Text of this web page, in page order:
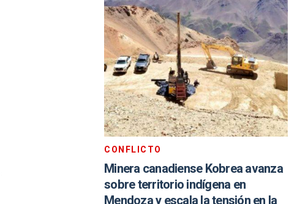
CONFLICTO
Minera canadiense Kobrea avanza
sobre territorio indígena en